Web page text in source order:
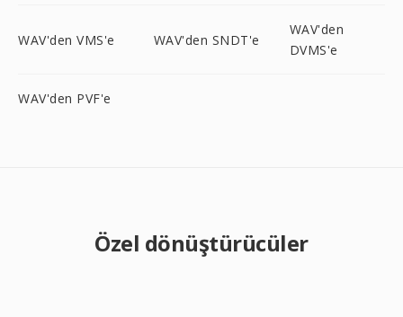
WAV'den VMS'e WAV'den SNDT'e
WAV'den
DVMS'e
WAV'den PVF'e
Özel dönüştürücüler